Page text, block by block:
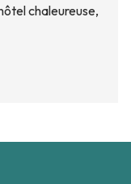
chaleureuse,